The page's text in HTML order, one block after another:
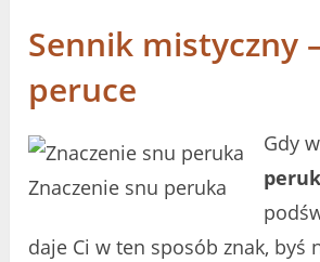
Sennik mistyczny
peruce
Znaczenie snu peruka
Gdy
daje Ci w ten sposób znak, byś